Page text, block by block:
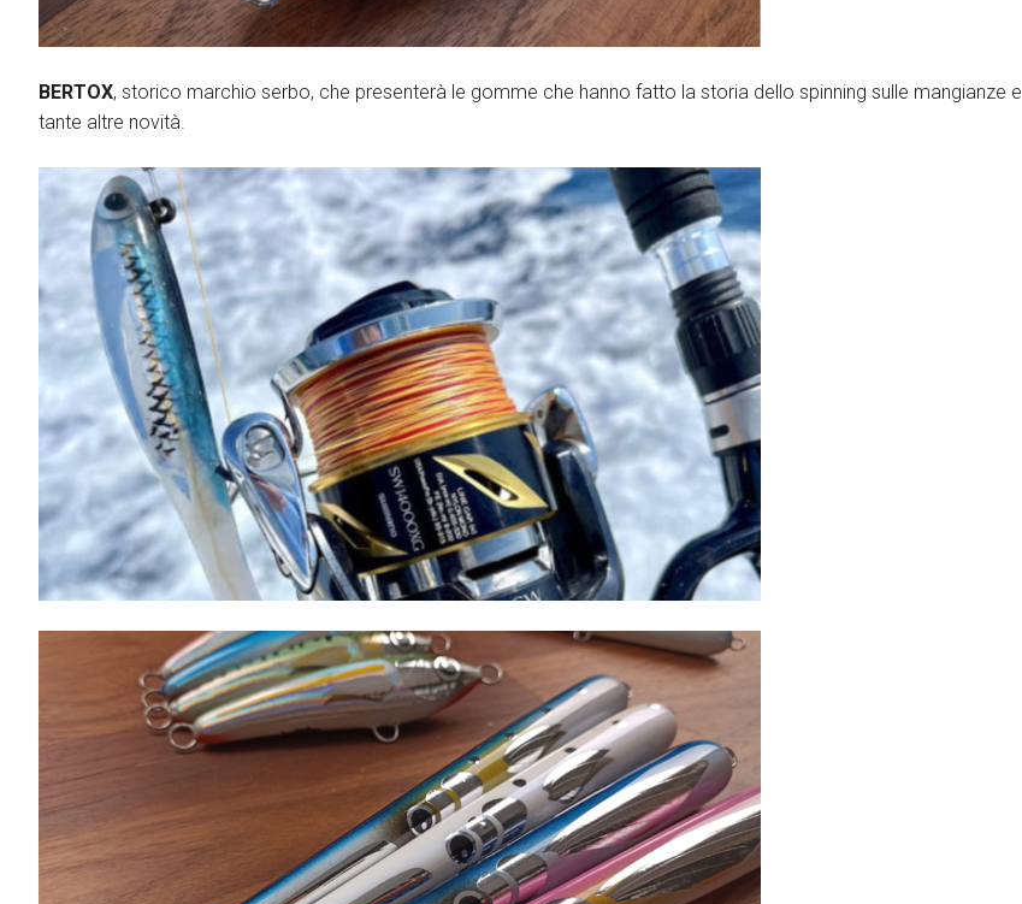
BERTOX, storico marchio serbo, che presenterà le gomme che hanno fatto la storia dello spinning sulle mangianze e
tante altre novità.